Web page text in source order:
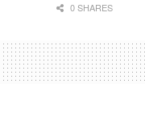
0 SHARES